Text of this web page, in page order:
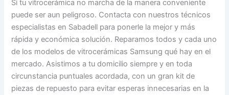
Si tu vitrocerámica no marcha de la manera conveniente
puede ser aun peligroso. Contacta con nuestros técnicos
especialistas en Sabadell para ponerle la mejor y más
rápida y económica solución. Reparamos todos y cada uno
de los modelos de vitrocerámicas Samsung qué hay en el
mercado. Asistimos a tu domicilio siempre y en toda
circunstancia puntuales acordada, con un gran kit de
piezas de repuesto para evitar esperas innecesarias en la